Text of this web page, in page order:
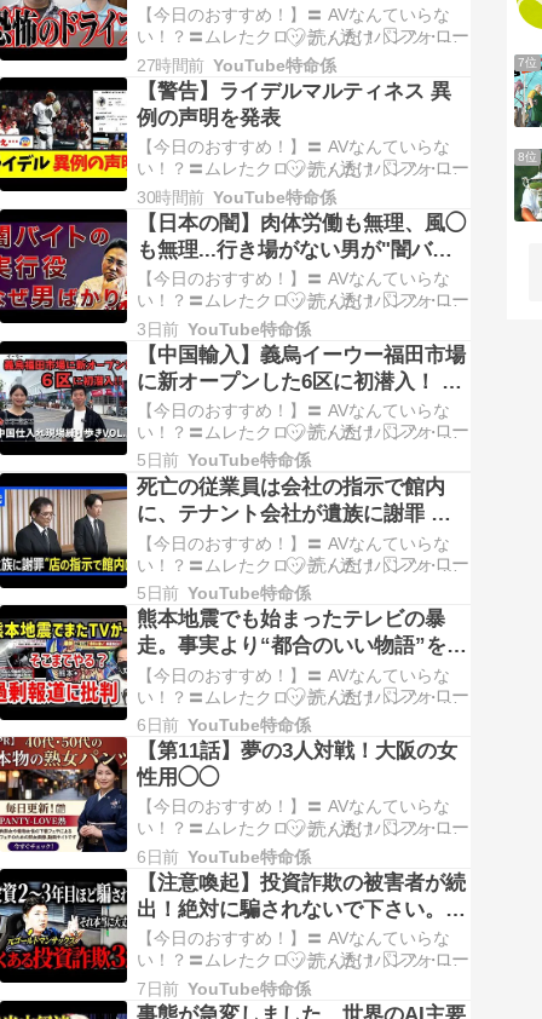
【今日のおすすめ！】〓 AVなんていらな
い！？〓ムレたクロッチ・透けパンツ・食
い込み…今日の街角ベスト！〓40代・50代
の本物の熟女パンツが毎日更新！
【YouTubeのレビュー】最近、YouTubeで
「【ヤクザの恐喝】反社の人間がする実際
の脅し方と潜り抜ける方法」という動画を
見…
27時間前 YouTube特命係
【警告】ライデルマルティネス 異
例の声明を発表
【今日のおすすめ！】〓 AVなんていらな
い！？〓ムレたクロッチ・透けパンツ・食
い込み…今日の街角ベスト！〓40代・50代
の本物の熟女パンツが毎日更新！
【YouTubeのレビュー】最近、プロ野球の
巨人関連の動画を見ていて、気になる一本
に出会いました。プロ野球巨人解説chがア
ップし…
30時間前 YouTube特命係
【日本の闇】肉体労働も無理、風◯
も無理...行き場がない男が"闇バイ
トの捨て駒"になる5つの構造
【今日のおすすめ！】〓 AVなんていらな
い！？〓ムレたクロッチ・透けパンツ・食
い込み…今日の街角ベスト！〓40代・50代
の本物の熟女パンツが毎日更新！
【YouTubeのレビュー】最近、闇バイトの
ニュースが頻繁に流れてくる中で、実行役
のほとんどが男性だという印象を持ってい
ました。…
3日前 YouTube特命係
【中国輸入】義烏イーウー福田市場
に新オープンした6区に初潜入！ 〜
中国仕入れ現場練り歩きVol 11
【今日のおすすめ！】〓 AVなんていらな
い！？〓ムレたクロッチ・透けパンツ・食
い込み…今日の街角ベスト！〓40代・50代
の本物の熟女パンツが毎日更新！
【YouTubeのレビュー】この動画は、佐藤
大介さんのチャンネル「イーウーパスポー
ト」で公開されている中国仕入れ現場練り
歩きシリ…
5日前 YouTube特命係
死亡の従業員は会社の指示で館内
に、テナント会社が遺族に謝罪 熊
本地震
【今日のおすすめ！】〓 AVなんていらな
い！？〓ムレたクロッチ・透けパンツ・食
い込み…今日の街角ベスト！〓40代・50代
の本物の熟女パンツが毎日更新！
【YouTubeのレビュー】TBS NEWS DIGの
動画を見て、胸が痛くなりました。熊本地
震の直後、イオンモール熊本で起きた爆…
5日前 YouTube特命係
熊本地震でも始まったテレビの暴
走。事実より“都合のいい物語”を作
る災害報道
【今日のおすすめ！】〓 AVなんていらな
い！？〓ムレたクロッチ・透けパンツ・食
い込み…今日の街角ベスト！〓40代・50代
の本物の熟女パンツが毎日更新！
【YouTubeのレビュー】最近、元テレビデ
ィレクターのさっきーさんが投稿した動画
を見て、改めて災害時のテレビ報道につい
て考えさ…
6日前 YouTube特命係
【第11話】夢の3人対戦！大阪の女
性用◯◯
【今日のおすすめ！】〓 AVなんていらな
い！？〓ムレたクロッチ・透けパンツ・食
い込み…今日の街角ベスト！〓40代・50代
の本物の熟女パンツが毎日更新！
【YouTubeのレビュー】大阪の夜を舞台に
したミルクさんのシリーズ、第11話を観ま
した。30代で彼氏なしのぽっちゃり女子
が、寂…
6日前 YouTube特命係
【注意喚起】投資詐欺の被害者が続
出！絶対に騙されないで下さい。｜
投資詐欺撲滅委員会、委員長おーち
ゃんが徹底解説
【今日のおすすめ！】〓 AVなんていらな
い！？〓ムレたクロッチ・透けパンツ・食
い込み…今日の街角ベスト！〓40代・50代
の本物の熟女パンツが毎日更新！
7日前 YouTube特命係
事態が急変しました…世界のAI主要
7位
8位